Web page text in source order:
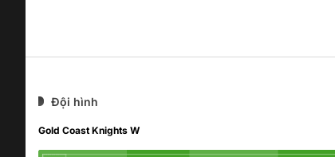
Đội hình
Gold Coast Knights W